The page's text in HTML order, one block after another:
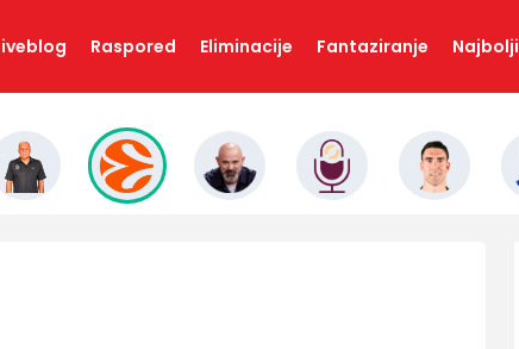
Raspored Eliminacije Fantaziranje Najbolji